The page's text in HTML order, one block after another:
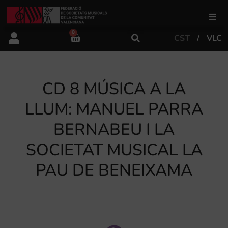
FSMCV
Àrea educativa
Àrea Artística
0
CST VLC
CD 8 MÚSICA A LA
LLUM: MANUEL PARRA
BERNABEU I LA
SOCIETAT MUSICAL LA
PAU DE BENEIXAMA